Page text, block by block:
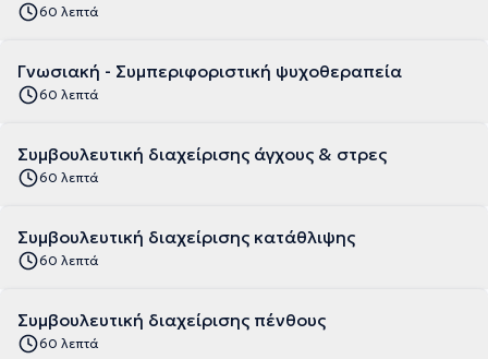
60 λεπτά
Γνωσιακή - Συμπεριφοριστική ψυχοθεραπεία
60 λεπτά
Συμβουλευτική διαχείρισης άγχους & στρες
60 λεπτά
Συμβουλευτική διαχείρισης κατάθλιψης
60 λεπτά
Συμβουλευτική διαχείρισης πένθους
60 λεπτά